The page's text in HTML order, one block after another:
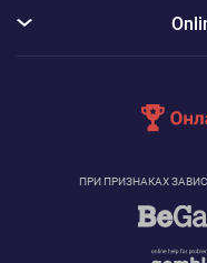
ПРИ ПРИЗНАКАХ